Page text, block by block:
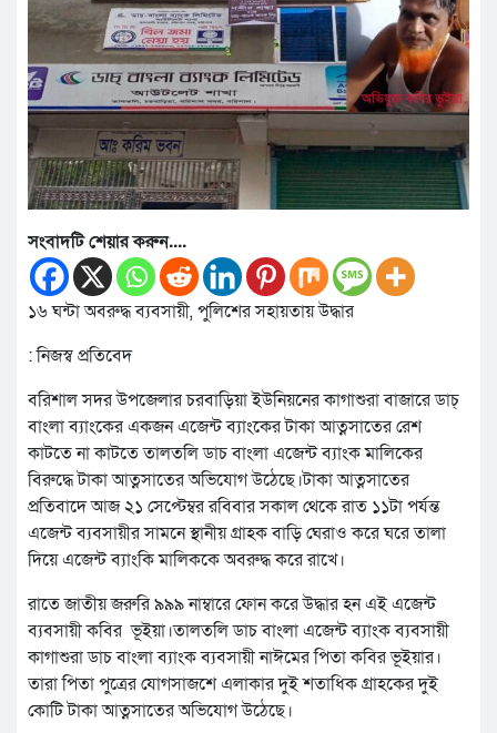
সংবাদটি শেয়ার করুন....
১৬ ঘন্টা অবরুদ্ধ ব্যবসায়ী, পুলিশের সহায়তায় উদ্ধার
: নিজস্ব প্রতিবেদ
বরিশাল সদর উপজেলার চরবাড়িয়া ইউনিয়নের কাগাশুরা বাজারে ডাচ্
বাংলা ব্যাংকের একজন এজেন্ট ব্যাংকের টাকা আত্নসাতের রেশ
কাটতে না কাটতে তালতলি ডাচ বাংলা এজেন্ট ব্যাংক মালিকের
বিরুদ্ধে টাকা আত্নসাতের অভিযোগ উঠেছে।টাকা আত্নসাতের
প্রতিবাদে আজ ২১ সেপ্টেম্বর রবিবার সকাল থেকে রাত ১১টা পর্যন্ত
এজেন্ট ব্যবসায়ীর সামনে স্থানীয় গ্রাহক বাড়ি ঘেরাও করে ঘরে তালা
দিয়ে এজেন্ট ব্যাংকি মালিককে অবরুদ্ধ করে রাখে।
রাতে জাতীয় জরুরি ৯৯৯ নাম্বারে ফোন করে উদ্ধার হন এই এজেন্ট
ব্যবসায়ী কবির ভূইয়া।তালতলি ডাচ বাংলা এজেন্ট ব্যাংক ব্যবসায়ী
কাগাশুরা ডাচ বাংলা ব্যাংক ব্যবসায়ী নাঈমের পিতা কবির ভূইয়ার।
তারা পিতা পুত্রের যোগসাজশে এলাকার দুই শতাধিক গ্রাহকের দুই
কোটি টাকা আত্নসাতের অভিযোগ উঠেছে।